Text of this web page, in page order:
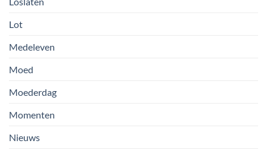
Lot
Medeleven
Moed
Moederdag
Momenten
Nieuws